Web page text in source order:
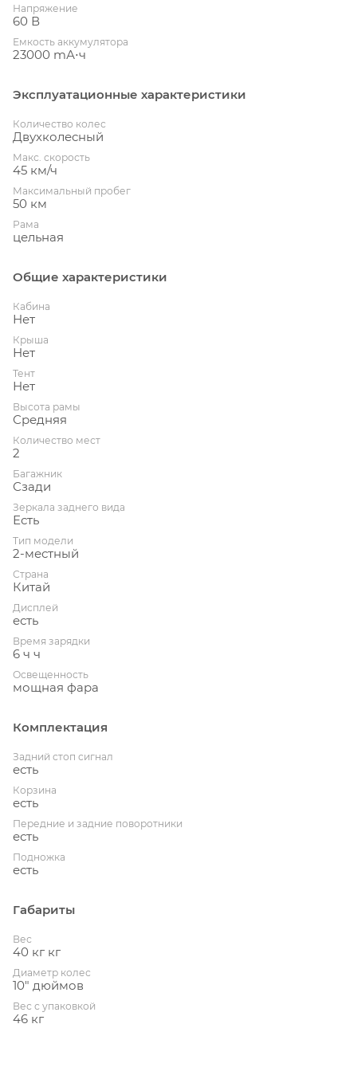
Напряжение
60 В
Емкость аккумулятора
23000 mА⋅ч
Эксплуатационные характеристики
Количество колес
Двухколесный
Макс. скорость
45 км/ч
Максимальный пробег
50 км
Рама
цельная
Общие характеристики
Кабина
Нет
Крыша
Нет
Тент
Нет
Высота рамы
Средняя
Количество мест
2
Багажник
Сзади
Зеркала заднего вида
Есть
Тип модели
2-местный
Страна
Китай
Дисплей
есть
Время зарядки
6 ч ч
Освещенность
мощная фара
Комплектация
Задний стоп сигнал
есть
Корзина
есть
Передние и задние поворотники
есть
Подножка
есть
Габариты
Вес
40 кг кг
Диаметр колес
10" дюймов
Вес с упаковкой
46 кг